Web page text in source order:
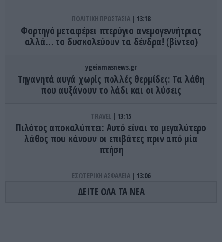
ΠΟΛΙΤΙΚΗ ΠΡΟΣΤΑΣΙΑ 13:18
Φορτηγό μεταφέρει πτερύγιο ανεμογεννήτριας
αλλά… το δυσκολεύουν τα δένδρα! (βίντεο)
ygeiamasnews.gr
Τηγανητά αυγά χωρίς πολλές θερμίδες: Τα λάθη
που αυξάνουν το λάδι και οι λύσεις
TRAVEL 13:15
Πιλότος αποκαλύπτει: Αυτό είναι το μεγαλύτερο
λάθος που κάνουν οι επιβάτες πριν από μία
πτήση
ΕΣΩΤΕΡΙΚΗ ΑΣΦΑΛΕΙΑ 13:06
Φθιώτιδα: Εντοπίστηκε μεγάλη φυτεία κάνναβης
με πάνω από 2.000 δενδρύλλια – Xειροπέδες σε
ΔΕΙΤΕ ΟΛΑ ΤΑ ΝΕΑ